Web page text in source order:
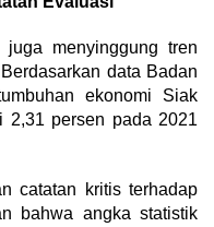
menyinggung tren
data Badan
ekonomi Siak
2,31 persen pada 2021
catatan kritis terhadap
bahwa angka statistik